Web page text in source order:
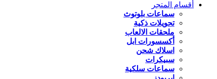
أقسام المتجر
سماعات بلوتوث
تحويلات ذكية
ملحقات الالعاب
أكسسورات ابل
اسلاك شحن
سبيكرات
سماعات سلكية